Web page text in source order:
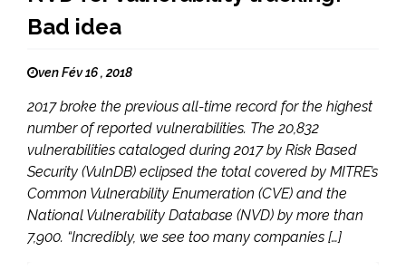
Bad idea
ven Fév 16 , 2018
2017 broke the previous all-time record for the highest
number of reported vulnerabilities. The 20,832
vulnerabilities cataloged during 2017 by Risk Based
Security (VulnDB) eclipsed the total covered by MITRE’s
Common Vulnerability Enumeration (CVE) and the
National Vulnerability Database (NVD) by more than
7,900. “Incredibly, we see too many companies […]